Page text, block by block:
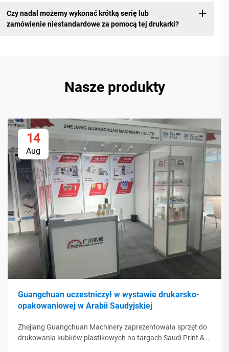
Czy nadal możemy wykonać krótką serię lub
zamówienie niestandardowe za pomocą tej drukarki?
Nasze produkty
14
Aug
Guangchuan uczestniczył w wystawie drukarsko-
opakowaniowej w Arabii Saudyjskiej
Zhejiang Guangchuan Machinery zaprezentowała sprzęt do
drukowania kubków plastikowych na targach Saudi Print &